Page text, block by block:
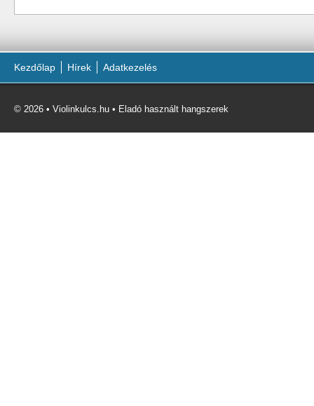
Kezdőlap Hírek Adatkezelés
© 2026 • Violinkulcs.hu • Eladó használt hangszerek